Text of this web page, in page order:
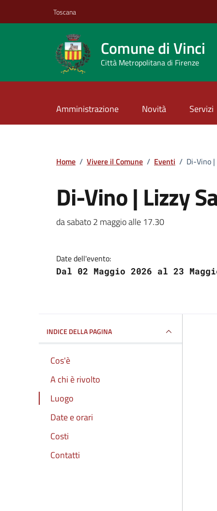
Toscana
Comune di Vinci
Città Metropolitana di Firenze
Amministrazione Novità Servizi
Home / Vivere il Comune / Eventi / Di-Vino
Di-Vino | Lizzy
da sabato 2 maggio alle 17.30.
Date dell'evento:
Dal 02 Maggio 2026 al 23
INDICE DELLA PAGINA
Cos'è
A chi è rivolto
Luogo
Date e orari
Costi
Contatti